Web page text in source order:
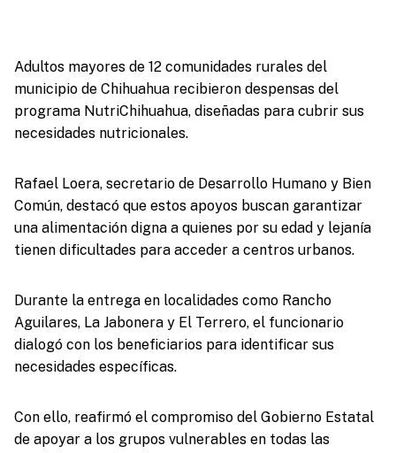
Adultos mayores de 12 comunidades rurales del
municipio de Chihuahua recibieron despensas del
programa NutriChihuahua, diseñadas para cubrir sus
necesidades nutricionales.
Rafael Loera, secretario de Desarrollo Humano y Bien
Común, destacó que estos apoyos buscan garantizar
una alimentación digna a quienes por su edad y lejanía
tienen dificultades para acceder a centros urbanos.
Durante la entrega en localidades como Rancho
Aguilares, La Jabonera y El Terrero, el funcionario
dialogó con los beneficiarios para identificar sus
necesidades específicas.
Con ello, reafirmó el compromiso del Gobierno Estatal
de apoyar a los grupos vulnerables en todas las